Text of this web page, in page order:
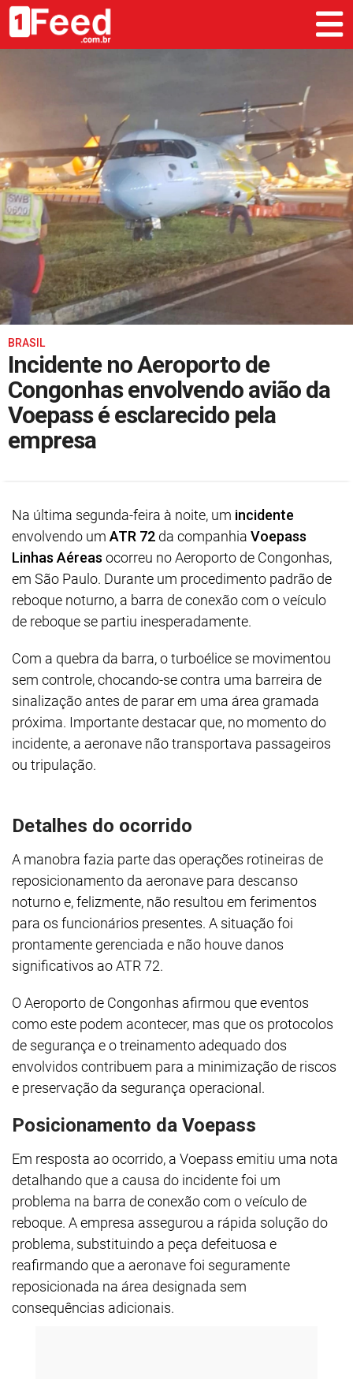
BRASIL
Incidente no Aeroporto de
Congonhas envolvendo avião da
Voepass é esclarecido pela
empresa
Na última segunda-feira à noite, um incidente
envolvendo um ATR 72 da companhia Voepass
Linhas Aéreas ocorreu no Aeroporto de Congonhas,
em São Paulo. Durante um procedimento padrão de
reboque noturno, a barra de conexão com o veículo
de reboque se partiu inesperadamente.
Com a quebra da barra, o turboélice se movimentou
sem controle, chocando-se contra uma barreira de
sinalização antes de parar em uma área gramada
próxima. Importante destacar que, no momento do
incidente, a aeronave não transportava passageiros
ou tripulação.
Detalhes do ocorrido
A manobra fazia parte das operações rotineiras de
reposicionamento da aeronave para descanso
noturno e, felizmente, não resultou em ferimentos
para os funcionários presentes. A situação foi
prontamente gerenciada e não houve danos
significativos ao ATR 72.
O Aeroporto de Congonhas afirmou que eventos
como este podem acontecer, mas que os protocolos
de segurança e o treinamento adequado dos
envolvidos contribuem para a minimização de riscos
e preservação da segurança operacional.
Posicionamento da Voepass
Em resposta ao ocorrido, a Voepass emitiu uma nota
detalhando que a causa do incidente foi um
problema na barra de conexão com o veículo de
reboque. A empresa assegurou a rápida solução do
problema, substituindo a peça defeituosa e
reafirmando que a aeronave foi seguramente
reposicionada na área designada sem
consequências adicionais.